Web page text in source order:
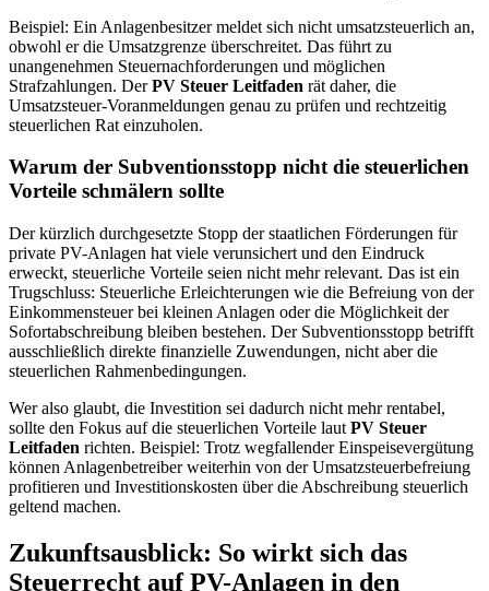
Beispiel: Ein Anlagenbesitzer meldet sich nicht umsatzsteuerlich an,
obwohl er die Umsatzgrenze überschreitet. Das führt zu
unangenehmen Steuernachforderungen und möglichen
Strafzahlungen. DerPV Steuer Leitfaden rät daher, die
Umsatzsteuer-Voranmeldungen genau zu prüfen und rechtzeitig
steuerlichen Rat einzuholen.
Warum der Subventionsstopp nicht die steuerlichen
Vorteile schmälern sollte
Der kürzlich durchgesetzte Stopp der staatlichen Förderungen für
private PV-Anlagen hat viele verunsichert und den Eindruck
erweckt, steuerliche Vorteile seien nicht mehr relevant. Das ist ein
Trugschluss: Steuerliche Erleichterungen wie die Befreiung von der
Einkommensteuer bei kleinen Anlagen oder die Möglichkeit der
Sofortabschreibung bleiben bestehen. Der Subventionsstopp betrifft
ausschließlich direkte finanzielle Zuwendungen, nicht aber die
steuerlichen Rahmenbedingungen.
Wer also glaubt, die Investition sei dadurch nicht mehr rentabel,
sollte den Fokus auf die steuerlichen Vorteile laut PV Steuer
Leitfaden richten. Beispiel: Trotz wegfallender Einspeisevergütung
können Anlagenbetreiber weiterhin von der Umsatzsteuerbefreiung
profitieren und Investitionskosten über die Abschreibung steuerlich
geltend machen.
Zukunftsausblick: So wirkt sich das
Steuerrecht auf PV-Anlagen in den